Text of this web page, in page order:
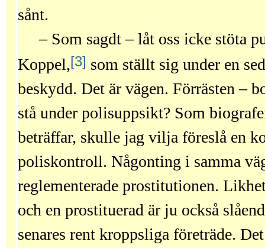
sånt.
– Som sagdt – låt oss icke stöta
Koppel,[3] som ställt sig under en
beskydd. Det är vägen. Förrästen –
stå under polisuppsikt? Som
beträffar, skulle jag vilja föreslå en
poliskontroll. Någonting i samma
reglementerade prostitutionen.
och en prostituerad är ju också
senares rent kroppsliga företräde.